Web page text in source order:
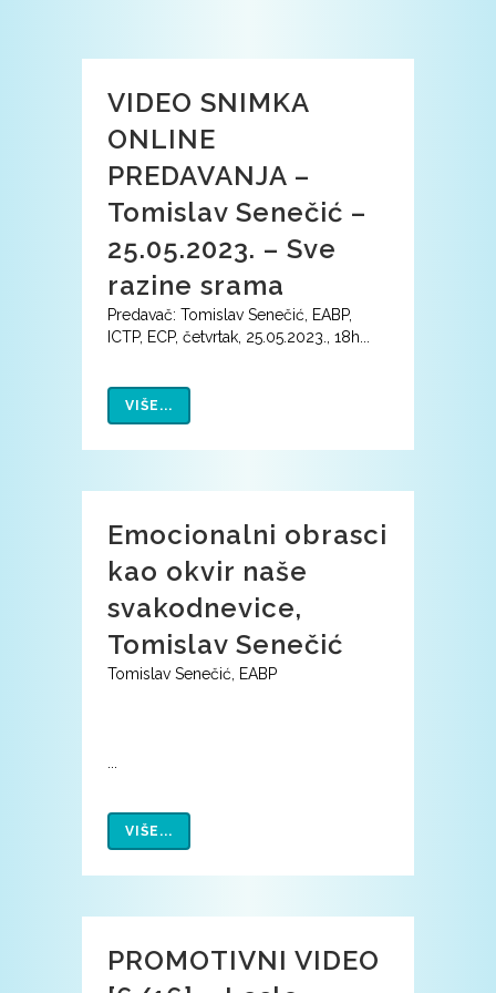
VIDEO SNIMKA
ONLINE
PREDAVANJA –
Tomislav Senečić –
25.05.2023. – Sve
razine srama
Predavač: Tomislav Senečić, EABP,
ICTP, ECP, četvrtak, 25.05.2023., 18h...
VIŠE...
Emocionalni obrasci
kao okvir naše
svakodnevice,
Tomislav Senečić
Tomislav Senečić, EABP
VIŠE...
PROMOTIVNI VIDEO